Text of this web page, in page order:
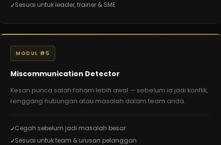
Sesuai untuk leader, trainer & SME
MODUL #5
Miscommunication Detector
Kesan punca salah faham lebih awal — sebelum ia jadi konflik,
renggang hubungan atau masalah dalam team anda.
Cegah sebelum jadi masalah besar
Sesuai untuk team & urusan pelanggan